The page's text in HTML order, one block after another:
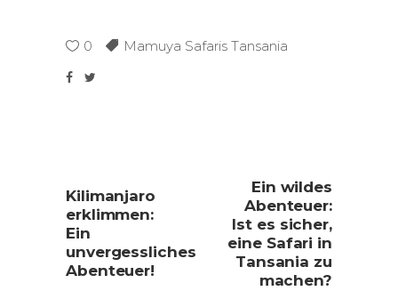
0 Mamuya Safaris Tansania
Kilimanjaro
erklimmen:
Ein
unvergessliches
Abenteuer!
Ein wildes
Abenteuer:
Ist es sicher,
eine Safari in
Tansania zu
machen?